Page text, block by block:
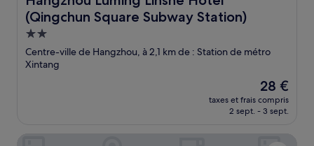
(Qingchun Square Subway Station)
Hébergement
2.0 étoiles
Centre-ville de Hangzhou, à 2,1 km de : Station de métro
Xintang
Le
nouveau
prix
de
28 €
taxes et frais compris
2 sept. - 3 sept.